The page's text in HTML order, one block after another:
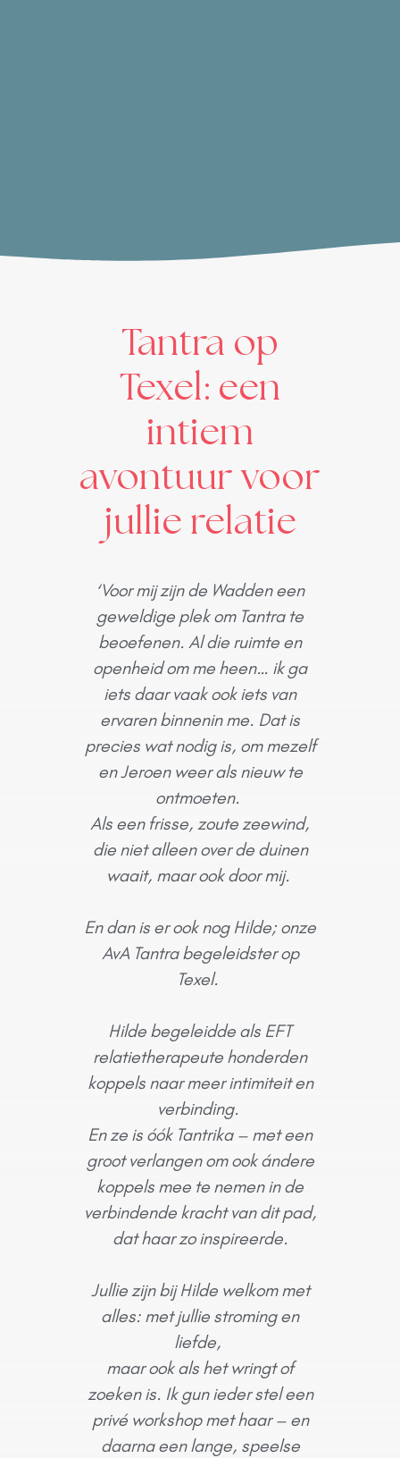
Tantra op
Texel: een
intiem
avontuur voor
jullie relatie
‘Voor mij zijn de Wadden een
geweldige plek om Tantra te
beoefenen. Al die ruimte en
openheid om me heen… ik ga
iets daar vaak ook iets van
ervaren binnenin me. Dat is
precies wat nodig is, om mezelf
en Jeroen weer als nieuw te
ontmoeten.
Als een frisse, zoute zeewind,
die niet alleen over de duinen
waait, maar ook door mij.
En dan is er ook nog Hilde; onze
AvA Tantra begeleidster op
Texel.
Hilde begeleidde als EFT
relatietherapeute honderden
koppels naar meer intimiteit en
verbinding.
En ze is óók Tantrika – met een
groot verlangen om ook ándere
koppels mee te nemen in de
verbindende kracht van dit pad,
dat haar zo inspireerde.
Jullie zijn bij Hilde welkom met
alles: met jullie stroming en
liefde,
maar ook als het wringt of
zoeken is. Ik gun ieder stel een
privé workshop met haar – en
daarna een lange, speelse